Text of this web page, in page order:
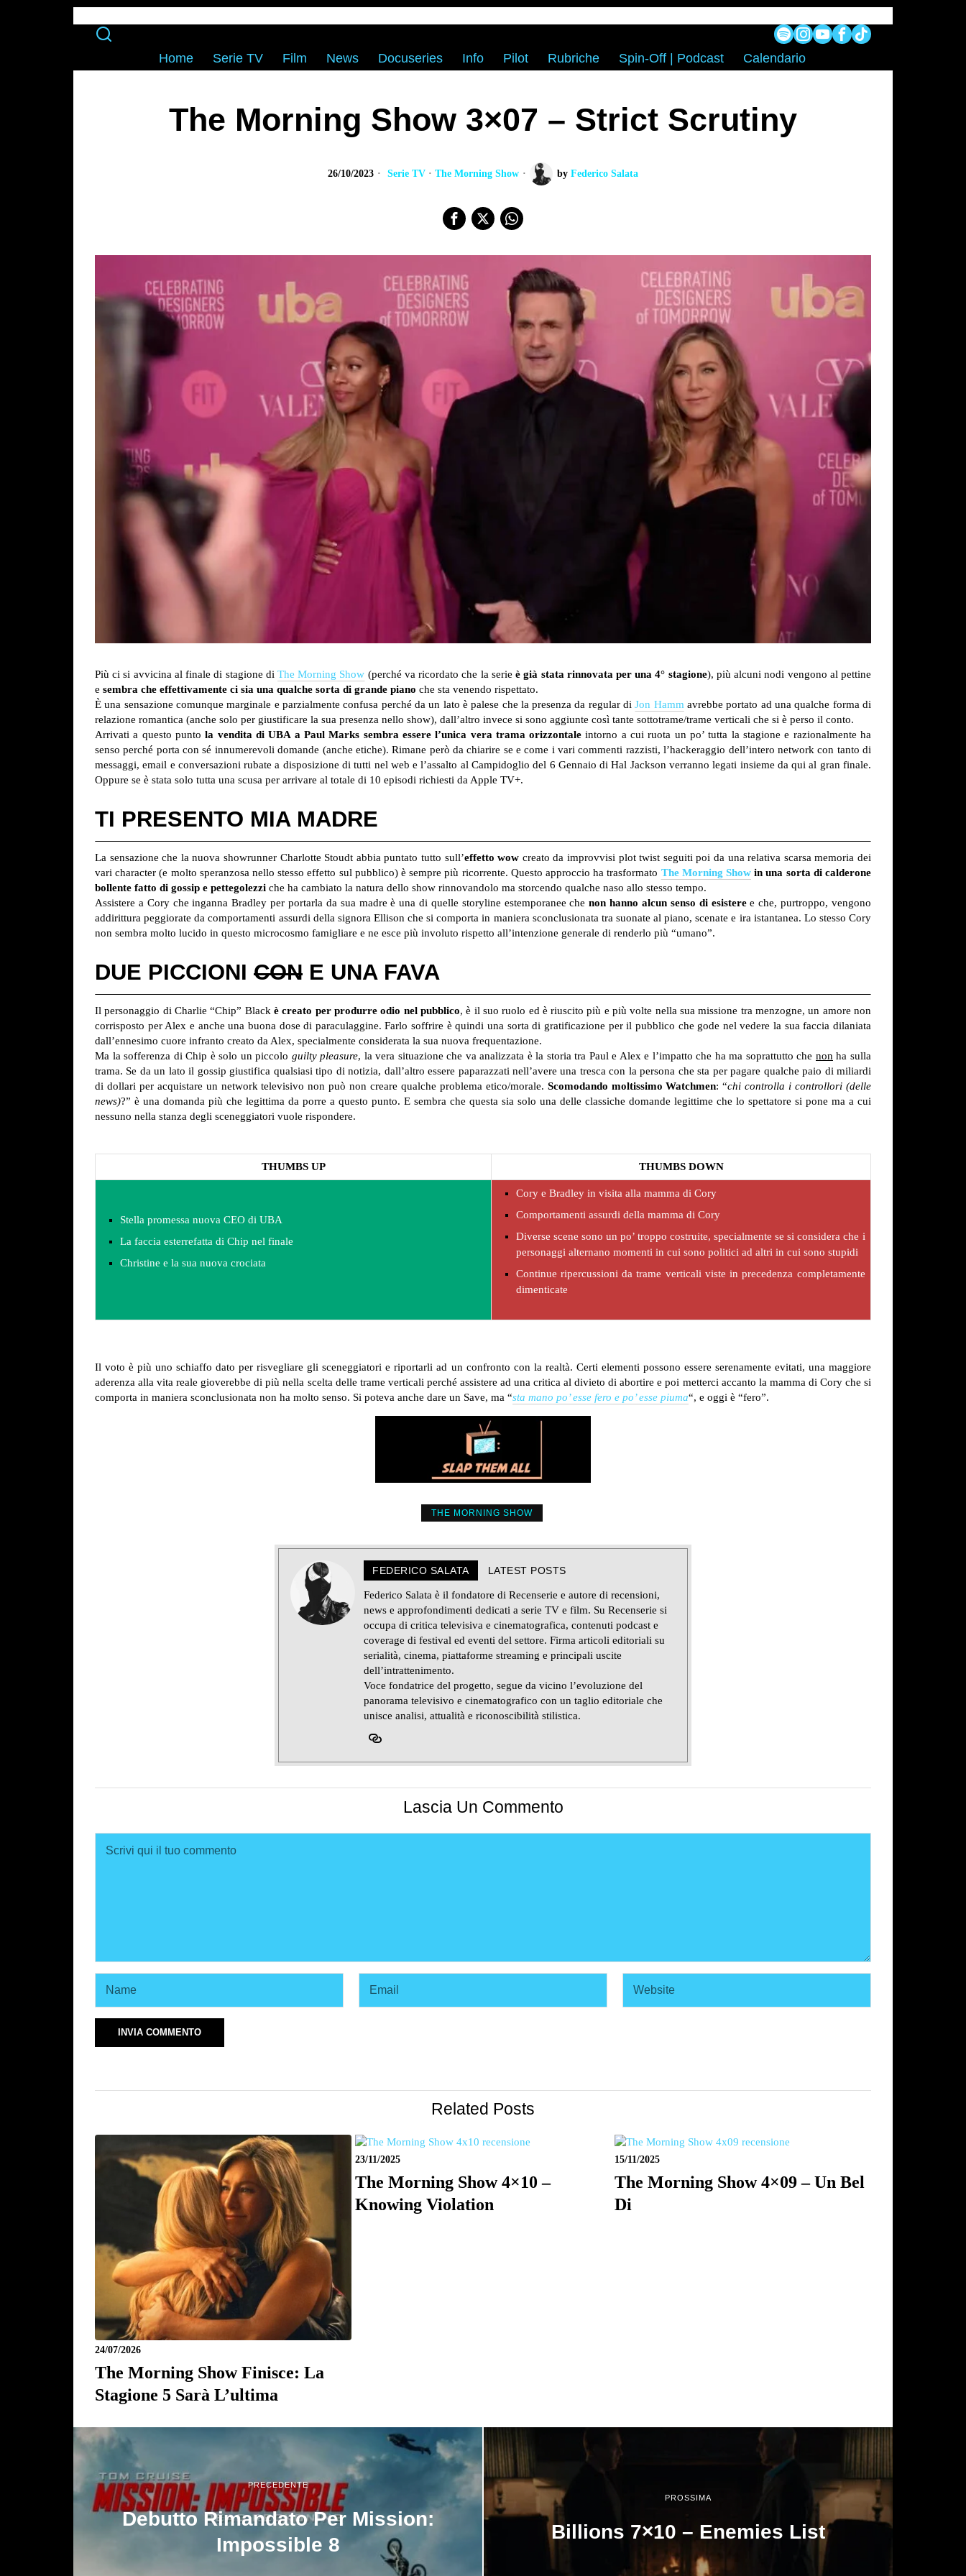
Home Serie TV Film News Docuseries Info Pilot Rubriche Spin-Off | Podcast Calendario
The Morning Show 3×07 – Strict Scrutiny
26/10/2023 Serie TV · The Morning Show by Federico Salata
Più ci si avvicina al finale di stagione diThe Morning Show (perché va ricordato che la serieè già stata rinnovata per una 4° stagione), più alcuni nodi vengono al pettine
e sembra che effettivamente ci sia una qualche sorta di grande piano che sta venendo rispettato.
È una sensazione comunque marginale e parzialmente confusa perché da un lato è palese che la presenza da regular diJon Hammavrebbe portato ad una qualche forma di
relazione romantica (anche solo per giustificare la sua presenza nello show), dall’altro invece si sono aggiunte così tante sottotrame/trame verticali che si è perso il conto.
Arrivati a questo puntola vendita di UBA a Paul Marks sembra essere l’unica vera trama orizzontale intorno a cui ruota un po’ tutta la stagione e razionalmente ha
senso perché porta con sé innumerevoli domande (anche etiche). Rimane però da chiarire se e come i vari commenti razzisti, l’hackeraggio dell’intero network con tanto di
messaggi, email e conversazioni rubate a disposizione di tutti nel web e l’assalto al Campidoglio del 6 Gennaio di Hal Jackson verranno legati insieme da qui al gran finale.
Oppure se è stata solo tutta una scusa per arrivare al totale di 10 episodi richiesti da Apple TV+.
TI PRESENTO MIA MADRE
La sensazione che la nuova showrunner Charlotte Stoudt abbia puntato tutto sull’effetto wow creato da improvvisi plot twist seguiti poi da una relativa scarsa memoria dei
vari character (e molto speranzosa nello stesso effetto sul pubblico) è sempre più ricorrente. Questo approccio ha trasformato The Morning Show in una sorta di calderone
bollente fatto di gossip e pettegolezzi che ha cambiato la natura dello show rinnovandolo ma storcendo qualche naso allo stesso tempo.
Assistere a Cory che inganna Bradley per portarla da sua madre è una di quelle storyline estemporanee chenon hanno alcun senso di esisteree che, purtroppo, vengono
addirittura peggiorate da comportamenti assurdi della signora Ellison che si comporta in maniera sconclusionata tra suonate al piano, scenate e ira istantanea. Lo stesso Cory
non sembra molto lucido in questo microcosmo famigliare e ne esce più involuto rispetto all’intenzione generale di renderlo più “umano”.
DUE PICCIONI CON E UNA FAVA
Il personaggio di Charlie “Chip” Blackè creato per produrre odio nel pubblico, è il suo ruolo ed è riuscito più e più volte nella sua missione tra menzogne, un amore non
corrisposto per Alex e anche una buona dose di paraculaggine. Farlo soffrire è quindi una sorta di gratificazione per il pubblico che gode nel vedere la sua faccia dilaniata
dall’ennesimo cuore infranto creato da Alex, specialmente considerata la sua nuova frequentazione.
Ma la sofferenza di Chip è solo un piccolo guilty pleasure, la vera situazione che va analizzata è la storia tra Paul e Alex e l’impatto che ha ma soprattutto che nonha sulla
trama. Se da un lato il gossip giustifica qualsiasi tipo di notizia, dall’altro essere paparazzati nell’avere una tresca con la persona che sta per pagare qualche paio di miliardi
di dollari per acquistare un network televisivo non può non creare qualche problema etico/morale. Scomodando moltissimo Watchmen: “chi controlla i controllori (delle
news)?” è una domanda più che legittima da porre a questo punto. E sembra che questa sia solo una delle classiche domande legittime che lo spettatore si pone ma a cui
nessuno nella stanza degli sceneggiatori vuole rispondere.
THUMBS UP THUMBS DOWN
Stella promessa nuova CEO di UBA
La faccia esterrefatta di Chip nel finale
Christine e la sua nuova crociata
Cory e Bradley in visita alla mamma di Cory
Comportamenti assurdi della mamma di Cory
Diverse scene sono un po’ troppo costruite, specialmente se si considera che i
personaggi alternano momenti in cui sono politici ad altri in cui sono stupidi
Continue ripercussioni da trame verticali viste in precedenza completamente
dimenticate
Il voto è più uno schiaffo dato per risvegliare gli sceneggiatori e riportarli ad un confronto con la realtà. Certi elementi possono essere serenamente evitati, una maggiore
aderenza alla vita reale gioverebbe di più nella scelta delle trame verticali perché assistere ad una critica al divieto di abortire e poi metterci accanto la mamma di Cory che si
comporta in maniera sconclusionata non ha molto senso. Si poteva anche dare un Save, ma “sta mano po’ esse fero e po’ esse piuma“, e oggi è “fero”.
THE MORNING SHOW
FEDERICO SALATA LATEST POSTS
Federico Salata è il fondatore di Recenserie e autore di recensioni,
news e approfondimenti dedicati a serie TV e film. Su Recenserie si
occupa di critica televisiva e cinematografica, contenuti podcast e
coverage di festival ed eventi del settore. Firma articoli editoriali su
serialità, cinema, piattaforme streaming e principali uscite
dell’intrattenimento.
Voce fondatrice del progetto, segue da vicino l’evoluzione del
panorama televisivo e cinematografico con un taglio editoriale che
unisce analisi, attualità e riconoscibilità stilistica.
Lascia Un Commento
Related Posts
24/07/2026
The Morning Show Finisce: La
Stagione 5 Sarà L’ultima
23/11/2025
The Morning Show 4×10 –
Knowing Violation
15/11/2025
The Morning Show 4×09 – Un Bel
Di
PRECEDENTE
Debutto Rimandato Per Mission:
Impossible 8
PROSSIMA
Billions 7×10 – Enemies List